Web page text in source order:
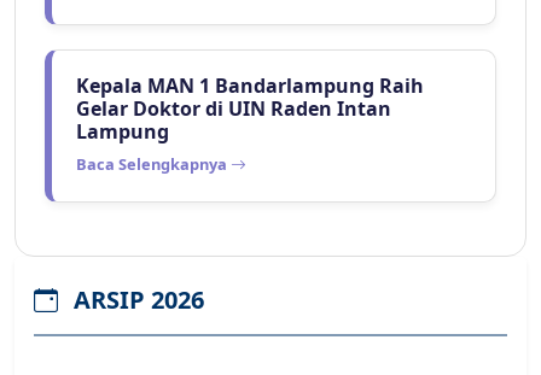
Kepala MAN 1 Bandarlampung Raih
Gelar Doktor di UIN Raden Intan
Lampung
Baca Selengkapnya
ARSIP 2026